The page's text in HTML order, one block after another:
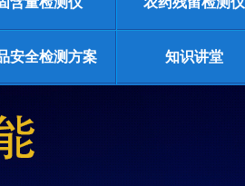
安全检测方案 知识讲堂